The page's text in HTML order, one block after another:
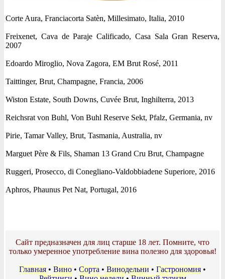
Corte Aura, Franciacorta Satèn, Millesimato, Italia, 2010
Freixenet, Cava de Paraje Calificado, Casa Sala Gran Reserva,
2007
Edoardo Miroglio, Nova Zagora, EM Brut Rosé, 2011
Taittinger, Brut, Champagne, Francia, 2006
Wiston Estate, South Downs, Cuvée Brut, Inghilterra, 2013
Reichsrat von Buhl, Von Buhl Reserve Sekt, Pfalz, Germania, nv
Pirie, Tamar Valley, Brut, Tasmania, Australia, nv
Marguet Père & Fils, Shaman 13 Grand Cru Brut, Champagne
Ruggeri, Prosecco, di Conegliano-Valdobbiadene Superiore, 2016
Aphros, Phaunus Pet Nat, Portugal, 2016
Сайт предназначен для лиц старше 18 лет. Помните, что
только умеренное употребление вина полезно для здоровья!
Главная • Вино • Сорта • Винодельни • Гастрономия •